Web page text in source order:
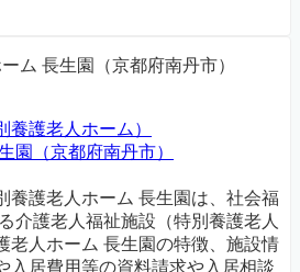
護老人ホーム）
園（京都府南丹市）
養護老人ホーム 長生園は、社会福
介護老人福祉施設（特別養護老人
老人ホーム 長生園の特徴、施設情
入居費用等の資料請求や入居相談